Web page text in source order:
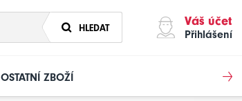
HLEDAT Váš účet
Přihlášení
OSTATNÍ ZBOŽÍ